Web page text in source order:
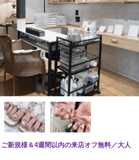
新規様＆4週間以内の来店オフ無料／大人